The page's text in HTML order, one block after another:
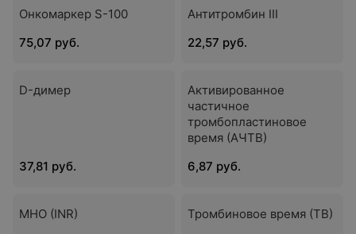
Онкомаркер S-100
75,07 руб.
Антитромбин III
22,57 руб.
D-димер
37,81 руб.
Активированное
частичное
тромбопластиновое
время (АЧТВ)
6,87 руб.
МНО (INR)
Тромбиновое время (ТВ)